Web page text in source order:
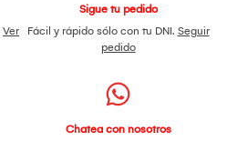
Ver
Sigue tu pedido
Fácil y rápido sólo con tu DNI. Seguir
pedido
Chatea con nosotros